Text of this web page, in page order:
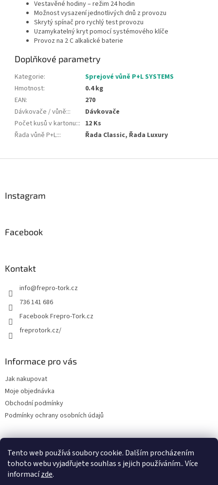
Tento web používá soubory cookie. Dalším procházením
tohoto webu vyjadřujete souhlas s jejich používáním.. Více
informacízde.
Vestavěné hodiny – režim 24 hodin
Možnost vysazení jednotlivých dnů z provozu
Skrytý spínač pro rychlý test provozu
Uzamykatelný kryt pomocí systémového klíče
Provoz na 2 C alkalické baterie
Doplňkové parametry
Kategorie:
Sprejové vůně P+L SYSTEMS
Hmotnost:
0.4 kg
EAN:
270
Dávkovače / vůně:::
Dávkovače
Počet kusů v kartonu::: 12 Ks
Řada vůně P+L::: Řada Classic, Řada Luxury
Instagram
Facebook
Kontakt
info@frepro-tork.cz
736 141 686
Facebook Frepro-Tork.cz
freprotork.cz/
Informace pro vás
Jak nakupovat
Moje objednávka
Obchodní podmínky
Podmínky ochrany osobních údajů
Facebook FREPRO-TORK.CZ Instagram FREPRO-TORK.cz